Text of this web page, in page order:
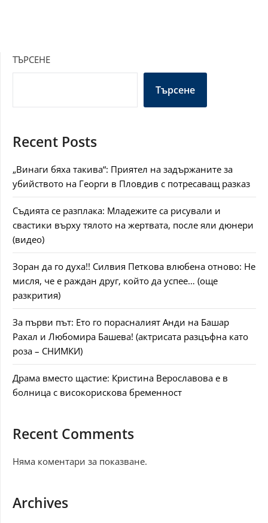
ТЪРСЕНЕ
Търсене
Recent Posts
„Винаги бяха такива“: Приятел на задържаните за
убийството на Георги в Пловдив с потресаващ разказ
Съдията се разплака: Младежите са рисували и
свастики върху тялото на жертвата, после яли дюнери
(видео)
Зоран да го духа!! Силвия Петкова влюбена отново: Не
мисля, че е раждан друг, който да успее… (още
разкрития)
За първи път: Ето го порасналият Анди на Башар
Рахал и Любомира Башева! (актрисата разцъфна като
роза – СНИМКИ)
Драма вместо щастие: Кристина Верославова е в
болница с високорискова бременност
Recent Comments
Няма коментари за показване.
Archives